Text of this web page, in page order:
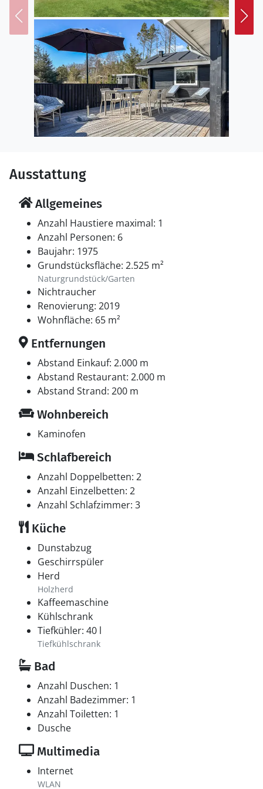
Ausstattung
Allgemeines
Anzahl Haustiere maximal: 1
Anzahl Personen: 6
Baujahr: 1975
Grundstücksfläche: 2.525 m²
Naturgrundstück/Garten
Nichtraucher
Renovierung: 2019
Wohnfläche: 65 m²
Entfernungen
Abstand Einkauf: 2.000 m
Abstand Restaurant: 2.000 m
Abstand Strand: 200 m
Wohnbereich
Kaminofen
Schlafbereich
Anzahl Doppelbetten: 2
Anzahl Einzelbetten: 2
Anzahl Schlafzimmer: 3
Küche
Dunstabzug
Geschirrspüler
Herd
Holzherd
Kaffeemaschine
Kühlschrank
Tiefkühler: 40 l
Tiefkühlschrank
Bad
Anzahl Duschen: 1
Anzahl Badezimmer: 1
Anzahl Toiletten: 1
Dusche
Multimedia
Internet
WLAN